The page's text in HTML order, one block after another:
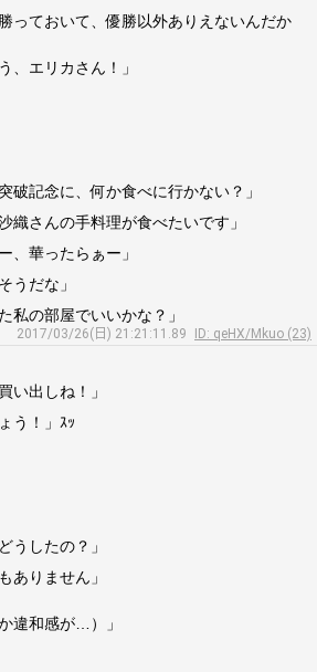
っておいて、優勝以外ありえないんだか
エリカさん！」
破記念に、何か食べに行かない？」
織さんの手料理が食べたいです」
、華ったらぁー」
うだな」
私の部屋でいいかな？」
2017/03/26(日) 21:21:11.89
ID: qeHX/Mkuo (23)
い出しね！」
う！」ｽｯ
したの？」
ありません」
違和感が…）」